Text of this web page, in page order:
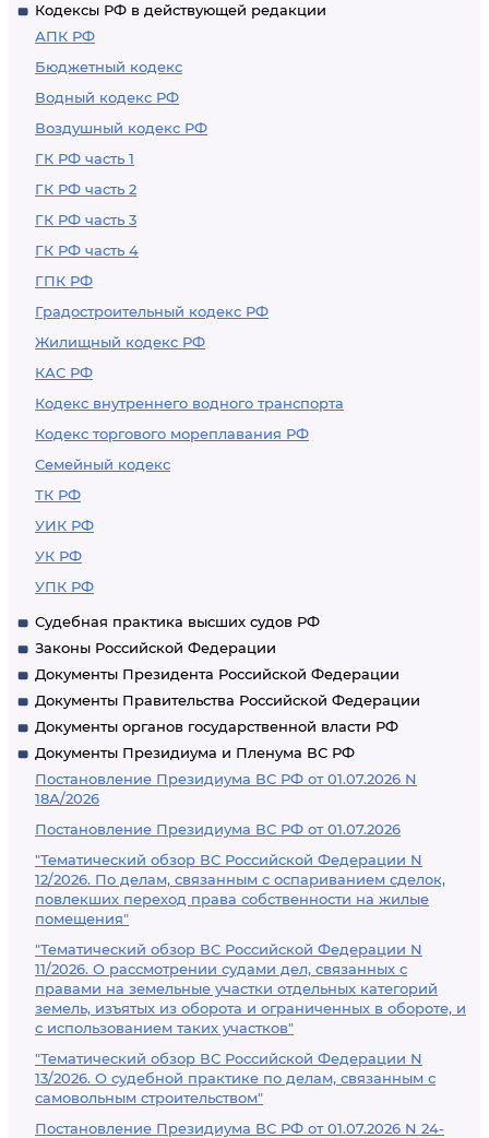
Кодексы РФ в действующей редакции
АПК РФ
Бюджетный кодекс
Водный кодекс РФ
Воздушный кодекс РФ
ГК РФ часть 1
ГК РФ часть 2
ГК РФ часть 3
ГК РФ часть 4
ГПК РФ
Градостроительный кодекс РФ
Жилищный кодекс РФ
КАС РФ
Кодекс внутреннего водного транспорта
Кодекс торгового мореплавания РФ
Семейный кодекс
ТК РФ
УИК РФ
УК РФ
УПК РФ
Судебная практика высших судов РФ
Законы Российской Федерации
Документы Президента Российской Федерации
Документы Правительства Российской Федерации
Документы органов государственной власти РФ
Документы Президиума и Пленума ВС РФ
Постановление Президиума ВС РФ от 01.07.2026 N
18А/2026
Постановление Президиума ВС РФ от 01.07.2026
"Тематический обзор ВС Российской Федерации N
12/2026. По делам, связанным с оспариванием сделок,
повлекших переход права собственности на жилые
помещения"
"Тематический обзор ВС Российской Федерации N
11/2026. О рассмотрении судами дел, связанных с
правами на земельные участки отдельных категорий
земель, изъятых из оборота и ограниченных в обороте, и
с использованием таких участков"
"Тематический обзор ВС Российской Федерации N
13/2026. О судебной практике по делам, связанным с
самовольным строительством"
Постановление Президиума ВС РФ от 01.07.2026 N 24-